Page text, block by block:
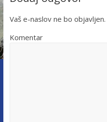
Vaš e-naslov ne bo objavljen.
Komentar